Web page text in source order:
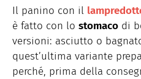
Il panino con il
è fatto con lo stomaco di
versioni: asciutto o
quest’ultima variante
perché, prima della